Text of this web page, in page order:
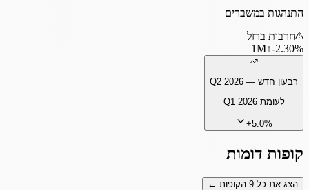
התנהגות במשברים
חרבות ברזל
‎-2.30%
↑
1M
רבעון חדש — Q2 2026
לעומתQ1 2026
+5.0%
קופות דומות
הצג את כל 9 הקופות ←